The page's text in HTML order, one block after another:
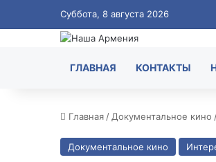
Суббота, 8 августа 2026
ГЛАВНАЯ КОНТАКТЫ
Главная / Документальное кино
Документальное кино